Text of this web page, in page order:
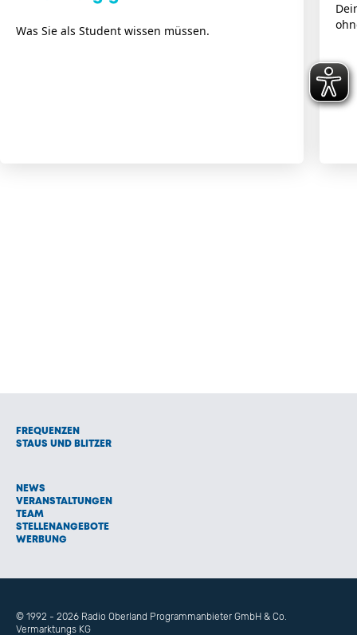
Was Sie als Student wissen müssen.
FREQUENZEN
STAUS UND BLITZER
NEWS
VERANSTALTUNGEN
TEAM
STELLENANGEBOTE
WERBUNG
© 1992 - 2026 Radio Oberland Programmanbieter GmbH & Co.
Vermarktungs KG